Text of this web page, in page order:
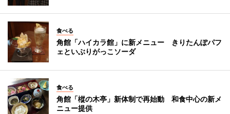
食べる
角館「ハイカラ館」に新メニュー きりたんぽパフ
ェといぶりがっこソーダ
食べる
角館「樅の木亭」新体制で再始動 和食中心の新メ
ニュー提供